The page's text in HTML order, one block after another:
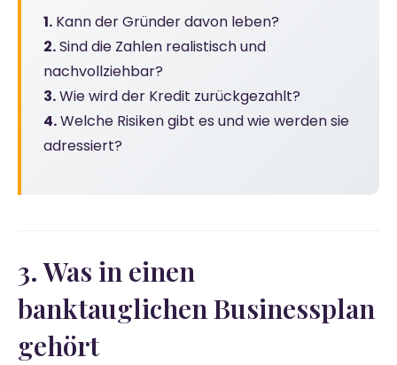
1. Kann der Gründer davon leben?
2.Sind die Zahlen realistisch und
nachvollziehbar?
3.Wie wird der Kredit zurückgezahlt?
4.Welche Risiken gibt es und wie werden sie
adressiert?
3. Was in einen
banktauglichen Businessplan
gehört